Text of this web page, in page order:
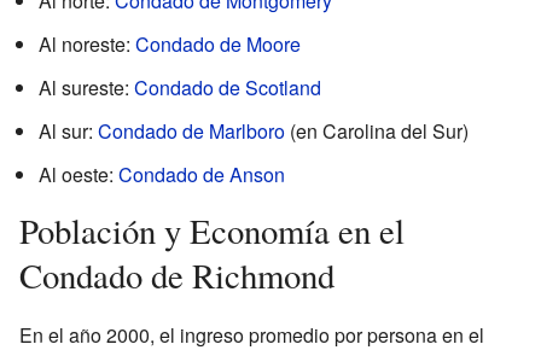
Al noreste: Condado de Moore
Al sureste: Condado de Scotland
Al sur: Condado de Marlboro (en Carolina del Sur)
Al oeste: Condado de Anson
Población y Economía en el
Condado de Richmond
En el año 2000, el ingreso promedio por persona en el